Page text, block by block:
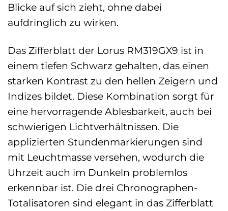
Blicke auf sich zieht, ohne dabei
aufdringlich zu wirken.
Das Zifferblatt der Lorus RM319GX9 ist in
einem tiefen Schwarz gehalten, das einen
starken Kontrast zu den hellen Zeigern und
Indizes bildet. Diese Kombination sorgt für
eine hervorragende Ablesbarkeit, auch bei
schwierigen Lichtverhältnissen. Die
applizierten Stundenmarkierungen sind
mit Leuchtmasse versehen, wodurch die
Uhrzeit auch im Dunkeln problemlos
erkennbar ist. Die drei Chronographen-
Totalisatoren sind elegant in das Zifferblatt